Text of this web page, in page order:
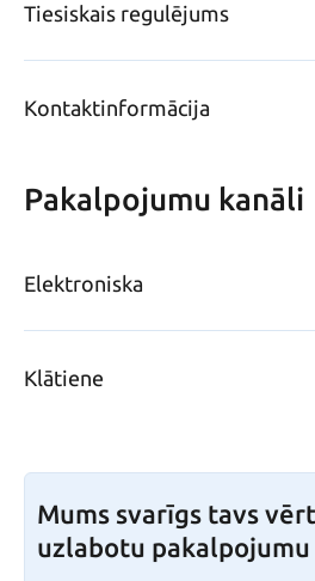
Tiesiskais regulējums
Kontaktinformācija
Pakalpojumu kanāli
Elektroniska
Klātiene
Mums svarīgs tavs
uzlabotu